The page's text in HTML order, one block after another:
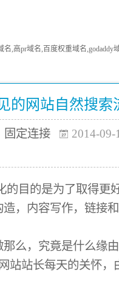
,高pr域名,百度权重域名,godaddy
的网站自然搜索
固定连接
2014-09-
的目的是为了取得更
，内容写作，链接
么，究竟是什么缘
站站长每天的关怀，